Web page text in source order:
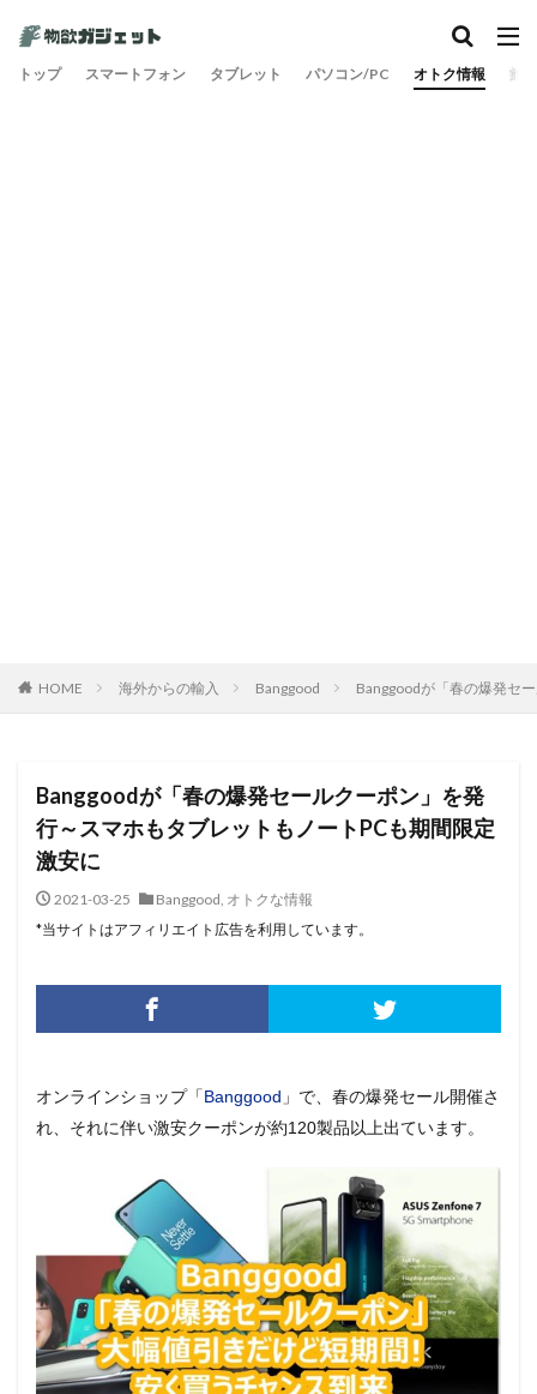
トップ スマートフォン タブレット パソコン/PC オトク情報 旅
HOME 海外からの輸入 Banggood Banggoodが「春の爆発セ
Banggoodが「春の爆発セールクーポン」を発
行～スマホもタブレットもノートPCも期間限定
激安に
2021-03-25 Banggood, オトクな情報
*当サイトはアフィリエイト広告を利用しています。
オンラインショップ「Banggood 」で、春の爆発セール開催さ
れ、それに伴い激安クーポンが約120製品以上出ています。
カテゴリー